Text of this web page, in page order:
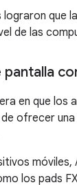
que
de las
en que
ofrecer
los pads